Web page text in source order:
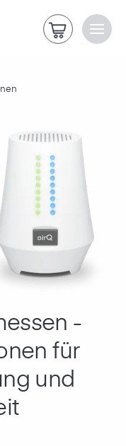
-
für
und